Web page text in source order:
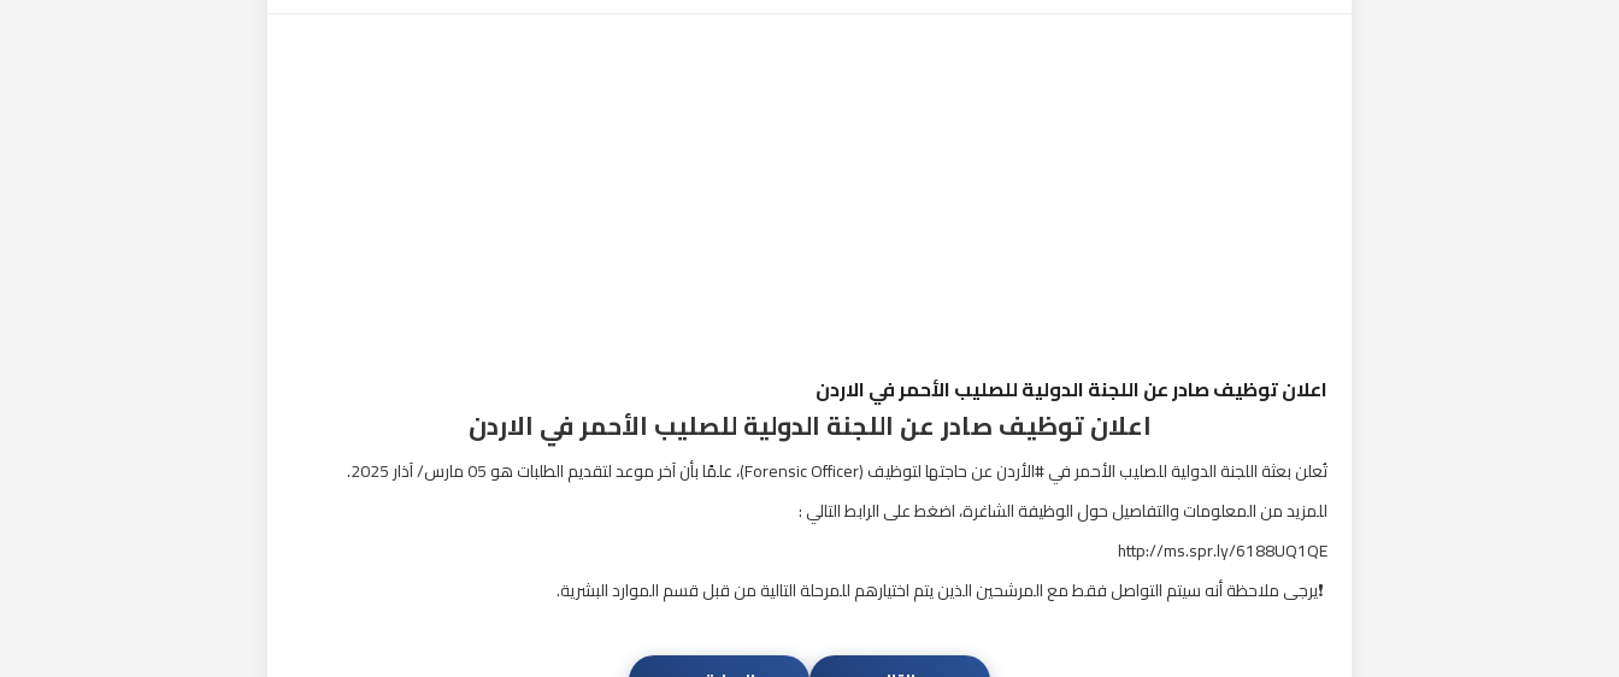
اعلان توظيف صادر عن اللجنة الدولية للصليب الأحمر في الاردن
اعلان توظيف صادر عن اللجنة الدولية للصليب الأحمر في الاردن
تُعلن بعثة اللجنة الدولية للصليب الأحمر في #الأردن عن حاجتها لتوظيف (Forensic Officer)، علمًا بأن آخر موعد لتقديم الطلبات هو 05 مارس/ آذار 2025.
للمزيد من المعلومات والتفاصيل حول الوظيفة الشاغرة، اضغط على الرابط التالي :
http://ms.spr.ly/6188UQ1QE
❗️يرجى ملاحظة أنه سيتم التواصل فقط مع المرشحين الذين يتم اختيارهم للمرحلة التالية من قبل قسم الموارد البشرية.